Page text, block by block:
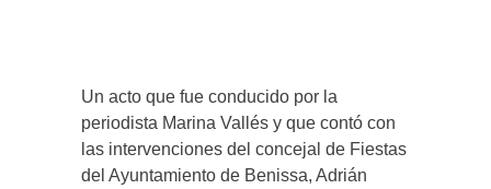
Un acto que fue conducido por la
periodista Marina Vallés y que contó con
las intervenciones del concejal de Fiestas
del Ayuntamiento de Benissa, Adrián